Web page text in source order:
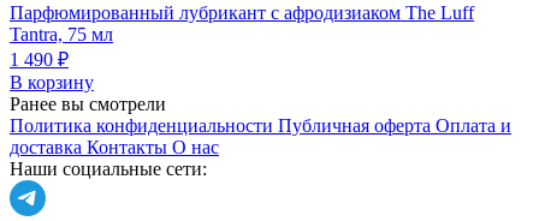
Парфюмированный лубрикант с афродизиаком The Luff
Tantra, 75 мл
1 490 ₽
В корзину
Ранее вы смотрели
Политика конфиденциальности Публичная оферта Оплата и
доставка Контакты О нас
Наши социальные сети: